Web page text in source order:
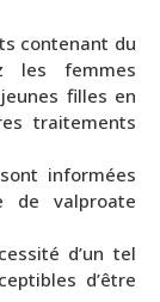
contenant du
les femmes
filles en
traitements
informées
de valproate
d’un tel
d’être